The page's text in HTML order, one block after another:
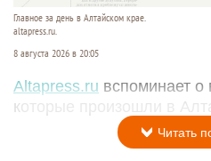
Главное за день в Алтайском крае.
altapress.ru.
8 августа 2026 в 20:05
Altapress.ru вспоминает
которые произошли в
Читать